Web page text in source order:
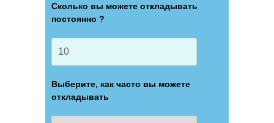
Сколько вы можете откладывать
постоянно ?
Выберите, как часто вы можете
откладывать